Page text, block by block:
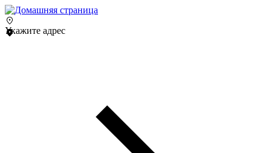
Укажите адрес